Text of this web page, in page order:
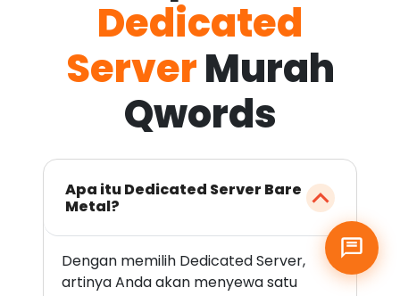
Dedicated
ServerMurah
Qwords
Apa itu Dedicated Server Bare
Metal?
Dengan memilih Dedicated Server,
artinya Anda akan menyewa satu